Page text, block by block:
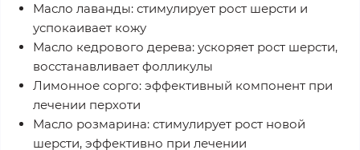
Масло лаванды: стимулирует рост шерсти и
успокаивает кожу
Масло кедрового дерева: ускоряет рост шерсти,
восстанавливает фолликулы
Лимонное сорго: эффективный компонент при
лечении перхоти
Масло розмарина: стимулирует рост новой
шерсти, эффективно при лечении